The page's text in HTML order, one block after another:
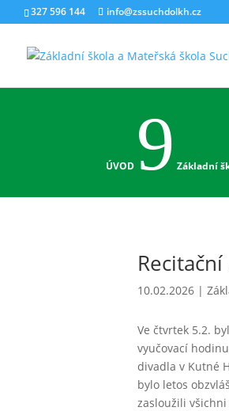
327 596 144 info@zssuchdolkh.cz
ÚVOD 9 Základní
10.02.2026 |
Ve čtvrtek 5.2.
vyučovací
divadla v Kutné
bylo letos
zasloužili